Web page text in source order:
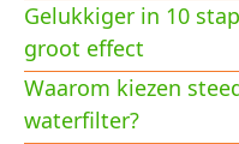
Gelukkiger in 10
groot effect
Waarom kiezen
waterfilter?